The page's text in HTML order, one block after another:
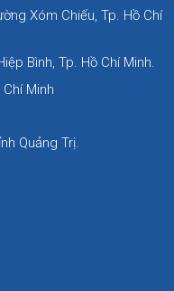
Xóm Chiếu, Tp. Hồ Chí
Bình, Tp. Hồ Chí Minh.
Minh
Quảng Trị.